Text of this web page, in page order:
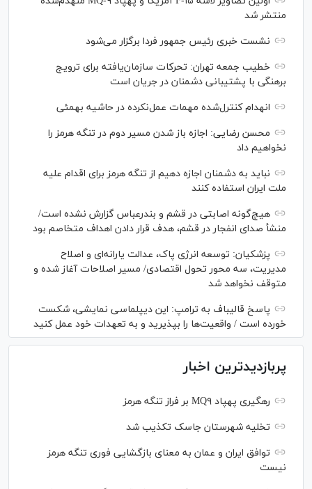
منتشر شد
نشست خبری رئیس‌ جمهور فردا برگزار می‌شود
خطیب جمعه تهران: تحرکات سازمان‌یافته برای ترویج
برهنگی با پشتیبانی دشمنان در جریان است
انهدام کنترل‌شده مهمات عمل‌نکرده در حاشیه بهمئی
محسن رضایی: اجازه باز شدن مسیر دوم در تنگه هرمز را
نخواهیم داد
نباید به دشمنان اجازه دهیم از تنگه هرمز برای اقدام علیه
ملت ایران استفاده کنند
هیچ‌گونه اصابتی در قشم و بندرعباس گزارش نشده است/
منشأ صدای انفجار در قشم، هدف قرار دادن اهداف متخاصم بود
پزشکیان: توسعه انرژی پاک، عدالت یارانه‌ای و اصلاح
مدیریت، سه محور تحول اقتصادی/ مسیر اصلاحات آغاز شده و
متوقف نخواهد شد
پاسخ قالیباف به ترامپ: این دیپلماسی نمایشی، شکست
خورده است / واقعیت‌ها را بپذیرید و به تعهدات خود عمل کنید
پربازدیدترین اخبار
رهگیری پهپاد MQ۹ بر فراز تنگه هرمز
تخلیه شهرستان جاسک تکذیب شد
توافق ایران و عمان به معنای بازگشایی فوری تنگه هرمز
نیست